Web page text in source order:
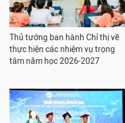
Thủ tướng ban hành Chỉ thị về
thực hiện các nhiệm vụ trọng
tâm năm học 2026-2027